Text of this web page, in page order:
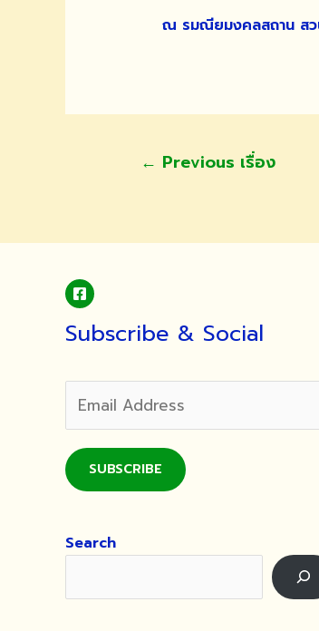
ณ รมณียมงคลสถาน สว
← Previous เรื่อง
Subscribe & Social
SUBSCRIBE
Search